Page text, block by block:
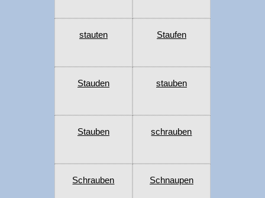
stauten Staufen
Stauden stauben
Stauben schrauben
Schrauben Schnaupen